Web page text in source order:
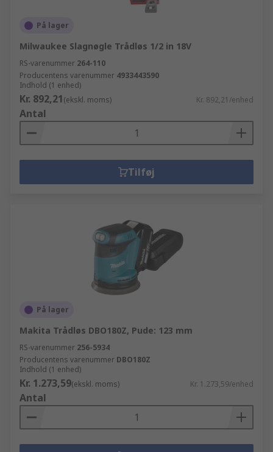
På lager
Milwaukee Slagnøgle Trådløs 1/2 in 18V
RS-varenummer 264-110
Producentens varenummer 4933443590
Indhold (1 enhed)
Kr. 892,21(ekskl. moms) Kr. 892,21/enhed
Antal
Tilføj
På lager
Makita Trådløs DBO180Z, Pude: 123 mm
RS-varenummer 256-5934
Producentens varenummer DBO180Z
Indhold (1 enhed)
Kr. 1.273,59(ekskl. moms) Kr. 1.273,59/enhed
Antal